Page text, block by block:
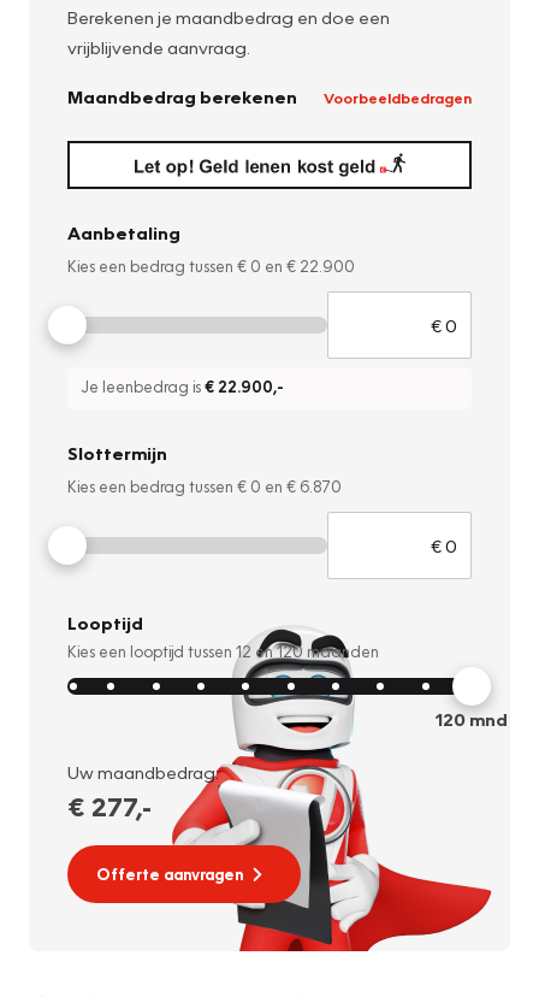
Berekenen je maandbedrag en doe een
vrijblijvende aanvraag.
Maandbedrag berekenen Voorbeeldbedragen
Aanbetaling
Kies een bedrag tussen € 0 en € 22.900
Je leenbedrag is€ 22.900,-
Slottermijn
Kies een bedrag tussen € 0 en € 6.870
Looptijd
Kies een looptijd tussen 12 en120 maanden
120mnd
Uw maandbedrag:
€ 277,-
Offerte aanvragen